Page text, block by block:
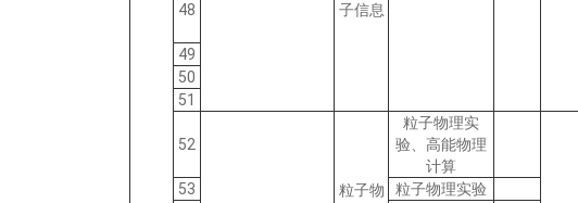
子信息
48
49
50
51
52
粒子物
粒子物理实
验、高能物理
计算
53
粒子物理实验